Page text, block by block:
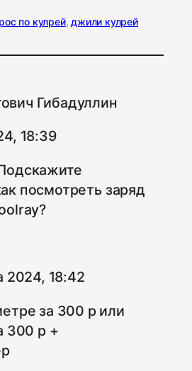
по кулрей, джили кулрей
Гибадуллин
18:39
посмотреть заряд
2024, 18:42
за 300 р или
300 р +